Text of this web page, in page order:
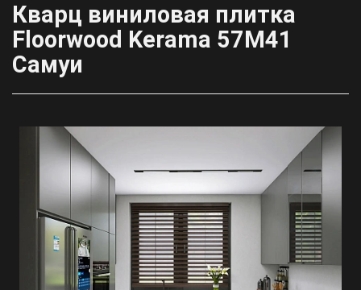
Кварц виниловая плитка
Floorwood Kerama 57М41
Самуи